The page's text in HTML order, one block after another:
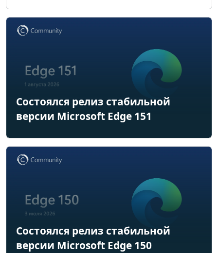
Состоялся релиз стабильной
версии Microsoft Edge 151
Состоялся релиз стабильной
версии Microsoft Edge 150